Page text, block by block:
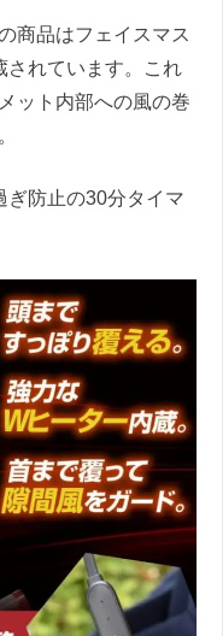
商品はフェイスマス
されています。これ
ット内部への風の巻
ぎ防止の30分タイマ